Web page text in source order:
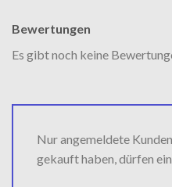
Bewertungen
Es gibt noch keine
Nur angemeldete
gekauft haben, dürfen